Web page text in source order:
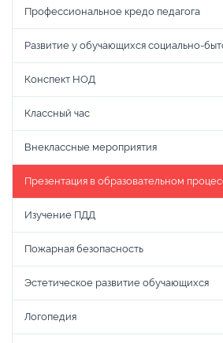
Профессиональное кредо педагога
Развитие у обучающихся социально-
Конспект НОД
Классный час
Внеклассные мероприятия
Презентация в образовательном
Изучение ПДД
Пожарная безопасность
Эстетическое развитие обучающихся
Логопедия